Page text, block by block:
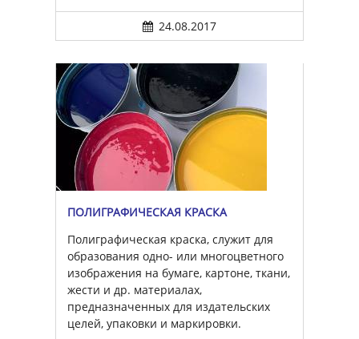
24.08.2017
ПОЛИГРАФИЧЕСКАЯ КРАСКА
Полиграфическая краска, служит для
образования одно- или многоцветного
изображения на бумаге, картоне, ткани,
жести и др. материалах,
предназначенных для издательских
целей, упаковки и маркировки.